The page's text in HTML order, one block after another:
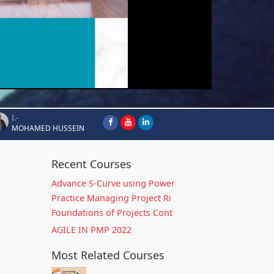
I.-
MOHAMED HUSSEIN
Recent Courses
Advance S-Curve using Power
Practice Managing Project Ri
Foundations of Projects Cont
AGILE IN PMP 2022
Most Related Courses